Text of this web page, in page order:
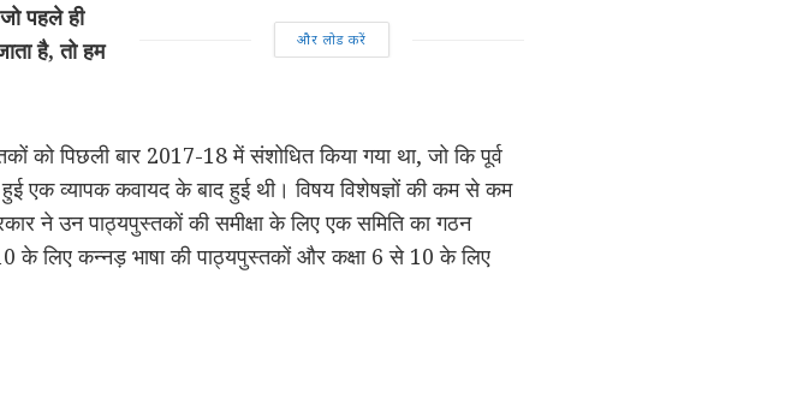
और लोड करें
पहले ही
है, तो हम
को पिछली बार 2017-18 में संशोधित किया गया था, जो कि पूर्व
एक व्यापक कवायद के बाद हुई थी। विषय विशेषज्ञों की कम से कम
ने उन पाठ्यपुस्तकों की समीक्षा के लिए एक समिति का गठन
के लिए कन्नड़ भाषा की पाठ्यपुस्तकों और कक्षा 6 से 10 के लिए